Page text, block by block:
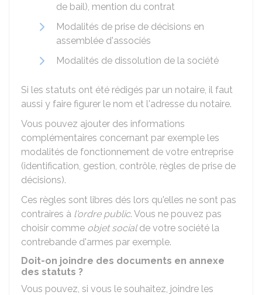
de bail), mention du contrat
Modalités de prise de décisions en
assemblée d'associés
Modalités de dissolution de la société
Si les statuts ont été rédigés par un notaire, il faut
aussi y faire figurer le nom et l'adresse du notaire.
Vous pouvez ajouter des informations
complémentaires concernant par exemple les
modalités de fonctionnement de votre entreprise
(identification, gestion, contrôle, règles de prise de
décisions).
Ces règles sont libres dés lors qu'elles ne sont pas
contraires à l'ordre public. Vous ne pouvez pas
choisir comme objet socialde votre société la
contrebande d'armes par exemple.
Doit-on joindre des documents en annexe
des statuts ?
Vous pouvez, si vous le souhaitez, joindre les